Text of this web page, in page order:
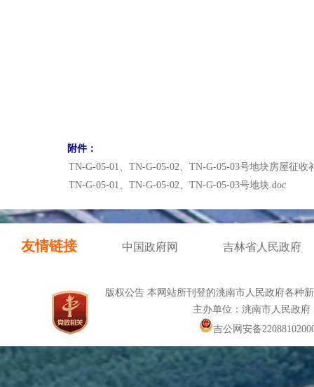
附件：
TN-G-05-01、TN-G-05-02、TN-G-05-03号地块房屋征收
TN-G-05-01、TN-G-05-02、TN-G-05-03号地块.doc
友情链接 中国政府网 吉林省人民政府
版权公告 本网站所刊登的洮南市人民政府各种
主办单位：洮南市人民政
吉公网安备